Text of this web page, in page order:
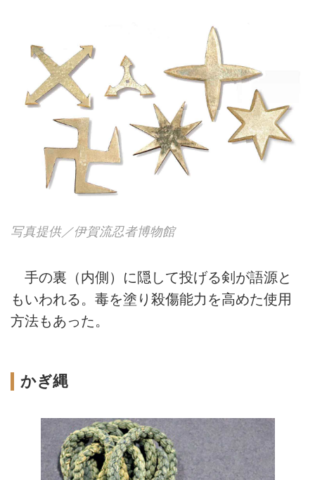
写真提供／伊賀流忍者博物館
手の裏（内側）に隠して投げる剣が語源と
もいわれる。毒を塗り殺傷能力を高めた使用
方法もあった。
かぎ縄